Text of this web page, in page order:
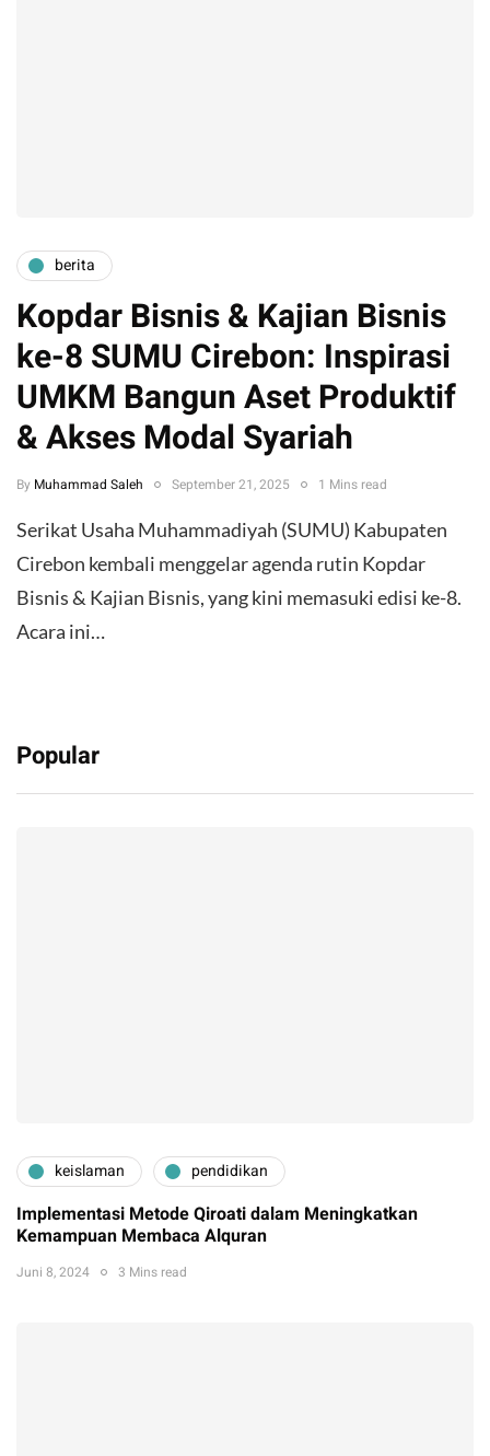
berita
Kopdar Bisnis & Kajian Bisnis
ke-8 SUMU Cirebon: Inspirasi
UMKM Bangun Aset Produktif
& Akses Modal Syariah
By Muhammad Saleh September 21, 2025 1 Mins read
Serikat Usaha Muhammadiyah (SUMU) Kabupaten
Cirebon kembali menggelar agenda rutin Kopdar
Bisnis & Kajian Bisnis, yang kini memasuki edisi ke-8.
Acara ini…
Popular
keislaman pendidikan
Implementasi Metode Qiroati dalam Meningkatkan
Kemampuan Membaca Alquran
Juni 8, 2024 3 Mins read